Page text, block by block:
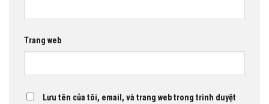
Trang web
Lưu tên của tôi, email, và trang web trong trình duyệt